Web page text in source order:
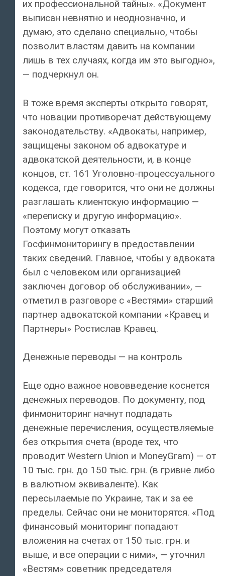
их профессиональной тайны». «Документ
выписан невнятно и неоднозначно, и
думаю, это сделано специально, чтобы
позволит властям давить на компании
лишь в тех случаях, когда им это выгодно»,
— подчеркнул он.
В тоже время эксперты открыто говорят,
что новации противоречат действующему
законодательству. «Адвокаты, например,
защищены законом об адвокатуре и
адвокатской деятельности, и, в конце
концов, ст. 161 Уголовно-процессуального
кодекса, где говорится, что они не должны
разглашать клиентскую информацию —
«переписку и другую информацию».
Поэтому могут отказать
Госфинмониторингу в предоставлении
таких сведений. Главное, чтобы у адвоката
был с человеком или организацией
заключен договор об обслуживании», —
отметил в разговоре с «Вестями» старший
партнер адвокатской компании «Кравец и
Партнеры» Ростислав Кравец.
Денежные переводы — на контроль
Еще одно важное нововведение коснется
денежных переводов. По документу, под
финмониторинг начнут подпадать
денежные перечисления, осуществляемые
без открытия счета (вроде тех, что
проводит Western Union и MoneyGram) — от
10 тыс. грн. до 150 тыс. грн. (в гривне либо
в валютном эквиваленте). Как
пересылаемые по Украине, так и за ее
пределы. Сейчас они не мониторятся. «Под
финансовый мониторинг попадают
вложения на счетах от 150 тыс. грн. и
выше, и все операции с ними», — уточнил
«Вестям» советник председателя